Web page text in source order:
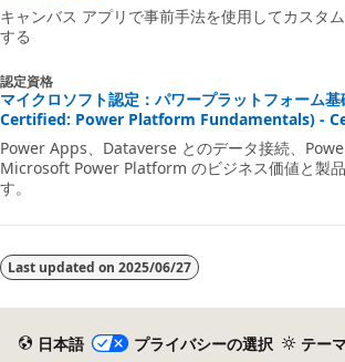
キャンバス アプリで事前手法を使用してカスタ
する
認定資格
マイクロソフト認定：パワープラットフォーム
Certified: Power Platform Fundamentals) -
Power Apps、Dataverse とのデータ接続、
Microsoft Power Platform のビジネス価値と製
す。
Last updated on 2025/06/27
日本語 プライバシーの選択 テー